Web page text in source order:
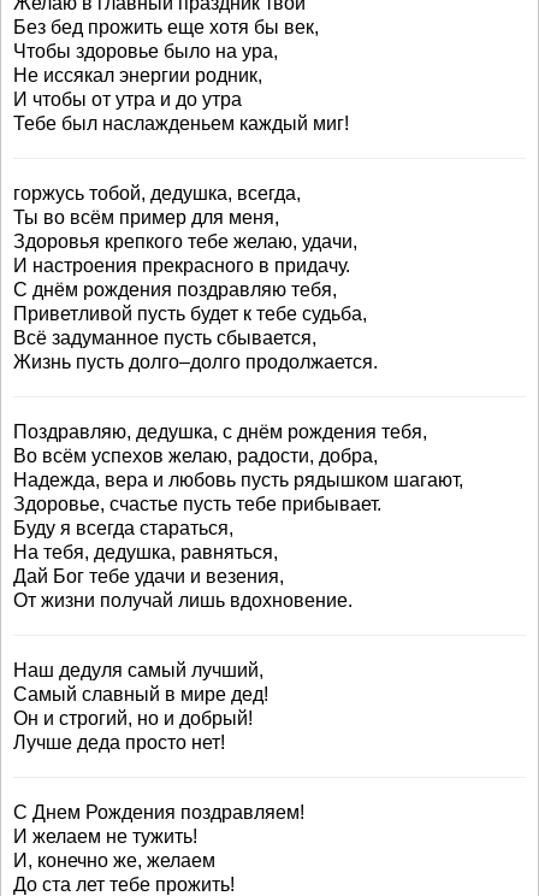
Без бед прожить еще хотя бы век,
Чтобы здоровье было на ура,
Не иссякал энергии родник,
И чтобы от утра и до утра
Тебе был наслажденьем каждый миг!
горжусь тобой, дедушка, всегда,
Ты во всём пример для меня,
Здоровья крепкого тебе желаю, удачи,
И настроения прекрасного в придачу.
С днём рождения поздравляю тебя,
Приветливой пусть будет к тебе судьба,
Всё задуманное пусть сбывается,
Жизнь пусть долго–долго продолжается.
Поздравляю, дедушка, с днём рождения тебя,
Во всём успехов желаю, радости, добра,
Надежда, вера и любовь пусть рядышком шагают,
Здоровье, счастье пусть тебе прибывает.
Буду я всегда стараться,
На тебя, дедушка, равняться,
Дай Бог тебе удачи и везения,
От жизни получай лишь вдохновение.
Наш дедуля самый лучший,
Самый славный в мире дед!
Он и строгий, но и добрый!
Лучше деда просто нет!
С Днем Рождения поздравляем!
И желаем не тужить!
И, конечно же, желаем
До ста лет тебе прожить!